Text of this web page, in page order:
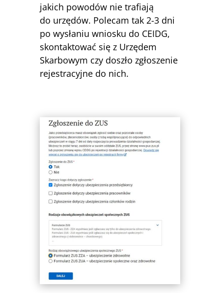
jakich powodów nie trafiają
do urzędów. Polecam tak 2-3 dni
po wysłaniu wniosku do CEIDG,
skontaktować się z Urzędem
Skarbowym czy doszło zgłoszenie
rejestracyjne do nich.